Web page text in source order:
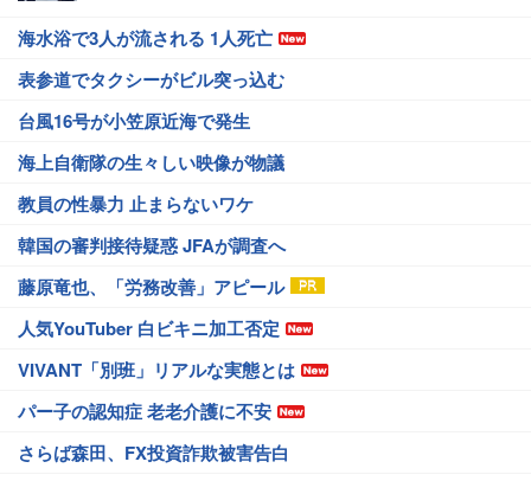
海水浴で3人が流される 1人死亡
表参道でタクシーがビル突っ込む
台風16号が小笠原近海で発生
海上自衛隊の生々しい映像が物議
教員の性暴力 止まらないワケ
韓国の審判接待疑惑 JFAが調査へ
藤原竜也、「労務改善」アピール
人気YouTuber 白ビキニ加工否定
VIVANT「別班」リアルな実態とは
パー子の認知症 老老介護に不安
さらば森田、FX投資詐欺被害告白